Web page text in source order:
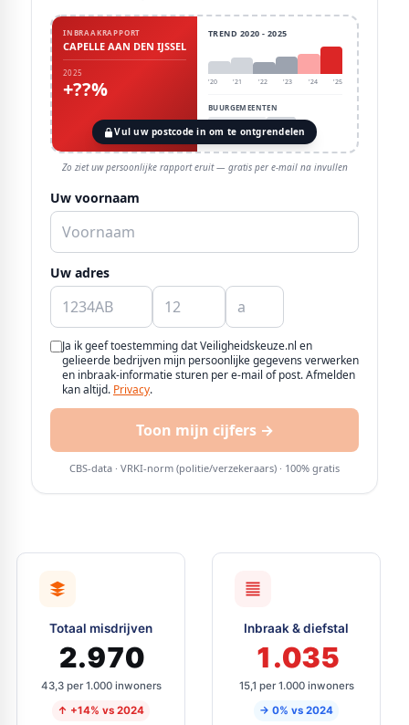
Totaal misdrijven
2.970
43,3 per 1.000 inwoners
↑ +14% vs 2024
Inbraak & diefstal
1.035
15,1 per 1.000 inwoners
→ 0% vs 2024